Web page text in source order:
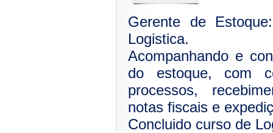
Gerente de
Logistica.
Acompanhando e
do estoque, com
processos,
notas fiscais e
Concluido curso de